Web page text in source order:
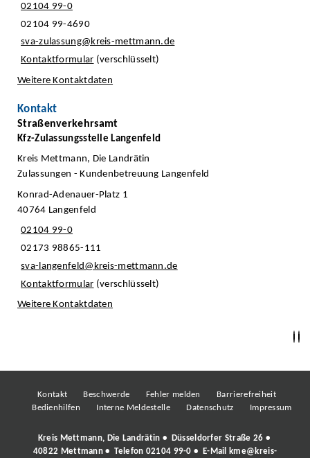
02104 99-0
02104 99-4690
sva-zulassung@kreis-mettmann.de
Kontaktformular (verschlüsselt)
Weitere Kontaktdaten
Kontakt
Straßenverkehrsamt
Kfz-Zulassungsstelle Langenfeld
Kreis Mettmann, Die Landrätin
Zulassungen - Kundenbetreuung Langenfeld
Konrad-Adenauer-Platz 1
40764 Langenfeld
02104 99-0
02173 98865-111
sva-langenfeld@kreis-mettmann.de
Kontaktformular (verschlüsselt)
Weitere Kontaktdaten
Kontakt Beschwerde Fehler melden
Barrierefreiheit
Bedienhilfen
Interne Meldestelle Datenschutz Impressum
Kreis Mettmann, Die Landrätin • Düsseldorfer Straße 26 •
40822 Mettmann • Telefon 02104 99-0 • E-Mail kme@kreis-